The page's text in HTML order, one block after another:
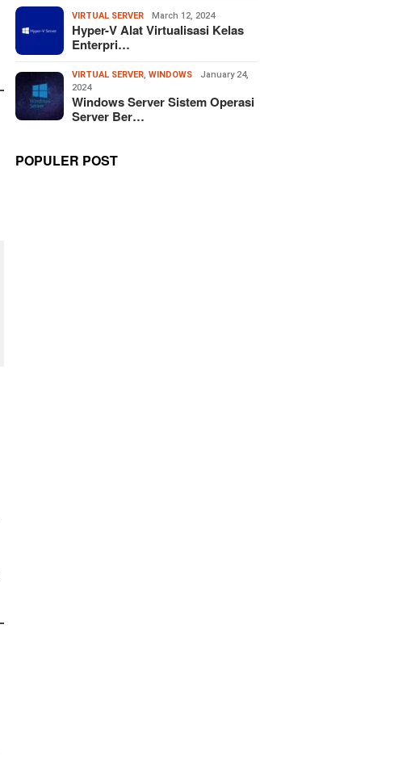
VIRTUAL SERVER March 12, 2024
Hyper-V Alat Virtualisasi Kelas
Enterpri…
VIRTUAL SERVER,WINDOWS
January 24,
2024
Windows Server Sistem Operasi
Server Ber…
POPULER POST